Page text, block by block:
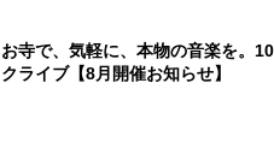
お寺で、気軽に、本物の音楽を。
クライブ【8月開催お知らせ】